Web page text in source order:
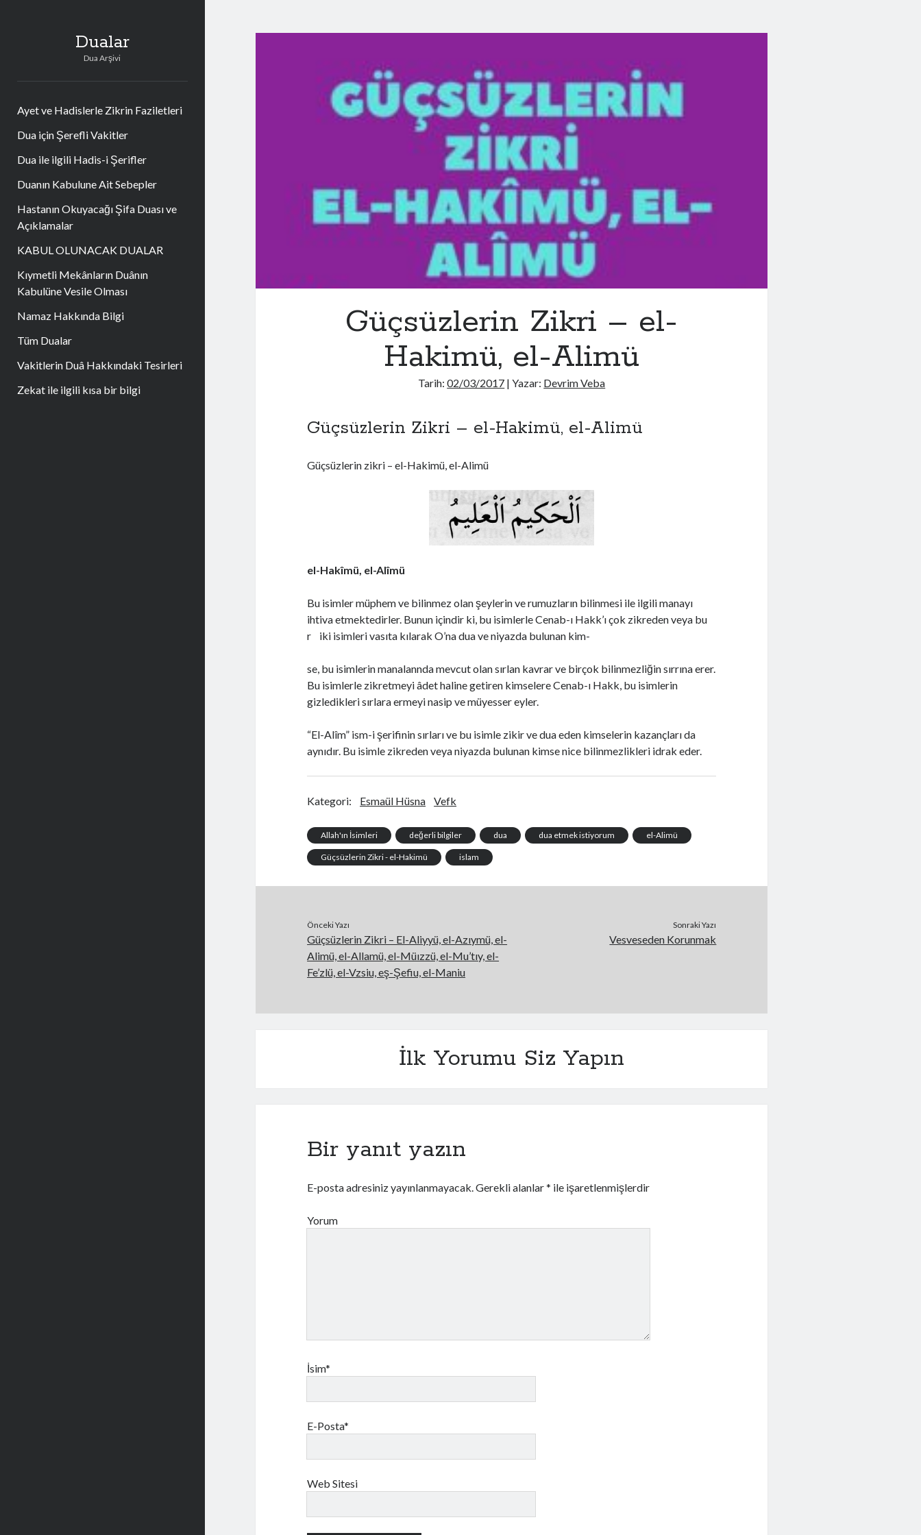
Dualar
Dua Arşivi
Ayet ve Hadislerle Zikrin Faziletleri
Dua için Şerefli Vakitler
Dua ile ilgili Hadis-i Şerifler
Duanın Kabulune Ait Sebepler
Hastanın Okuyacağı Şifa Duası ve
Açıklamalar
KABUL OLUNACAK DUALAR
Kıymetli Mekânların Duânın
Kabulüne Vesile Olması
Namaz Hakkında Bilgi
Tüm Dualar
Vakitlerin Duâ Hakkındaki Tesirleri
Zekat ile ilgili kısa bir bilgi
Güçsüzlerin Zikri – el-
Hakimü, el-Alimü
Tarih:02/03/2017 | Yazar: Devrim Veba
Güçsüzlerin Zikri – el-Hakimü, el-Alimü
Güçsüzlerin zikri – el-Hakimü, el-Alimü
el-Hakîmü, el-Alîmü
Bu isimler müphem ve bilinmez olan şeylerin ve rumuzların bilinmesi ile ilgili manayı
ihtiva etmektedirler. Bunun içindir ki, bu isimlerle Cenab-ı Hakk’ı çok zikreden veya bu
r iki isimleri vasıta kılarak O’na dua ve niyazda bulunan kim-
se, bu isimlerin manalannda mevcut olan sırlan kavrar ve birçok bilinmezliğin sırrına erer.
Bu isimlerle zikretmeyi âdet haline getiren kimselere Cenab-ı Hakk, bu isimlerin
gizledikleri sırlara ermeyi nasip ve müyesser eyler.
“El-Alîm” ism-i şerifinin sırları ve bu isimle zikir ve dua eden kimselerin kazançları da
aynıdır. Bu isimle zikreden veya niyazda bulunan kimse nice bilinmezlikleri idrak eder.
Kategori: Esmaül Hüsna Vefk
Allah'ın İsimleri değerli bilgiler dua dua etmek istiyorum el-Alimü
Güçsüzlerin Zikri - el-Hakimü islam
Önceki Yazı
Güçsüzlerin Zikri – El-Aliyyü, el-Azıymü, el-
Alimü, el-Allamü, el-Müızzü, el-Mu’tıy, el-
Fe’zlü, el-Vzsiu, eş-Şefiu, el-Maniu
Sonraki Yazı
Vesveseden Korunmak
İlk Yorumu Siz Yapın
Bir yanıt yazın
E-posta adresiniz yayınlanmayacak.Gerekli alanlar* ile işaretlenmişlerdir
Yorum
İsim*
E-Posta*
Web Sitesi